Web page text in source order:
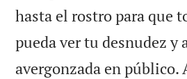
hasta el rostro para que
pueda ver tu desnudez y
avergonzada en público.